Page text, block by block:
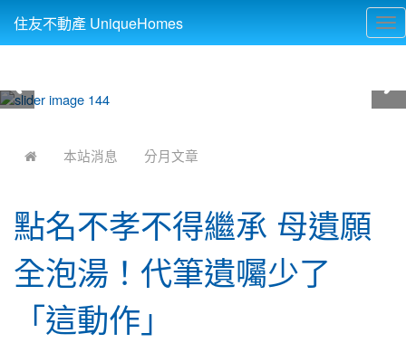
住友不動產 UniqueHomes
本站消息 分月文章
點名不孝不得繼承 母遺願
全泡湯！代筆遺囑少了
「這動作」